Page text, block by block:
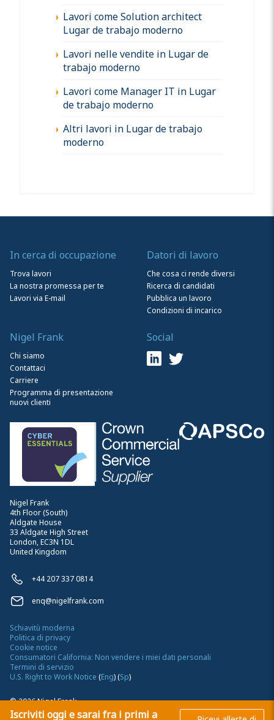
Iscriviti oggi e sarai fra i primi a
Lavori come Solution architect
Lugar de trabajo moderno
Lavori nelle vendite in Lugar de
trabajo moderno
Lavori come Manager IT in Lugar
de trabajo moderno
Altri lavori in Lugar de trabajo
moderno
Nigel Frank
4th Floor (South)
Aldgate House
33 Aldgate High Street
London, EC3N 1DL
United Kingdom
+44 207 337 0814
enq@nigelfrank.com
In cerca di occupazione
Trova lavori
La nostra promessa per te
Lavori via E-mail
Datori di lavoro
Che cosa ci rende diversi
Ricerca di candidati
Pubblica un lavoro
Condizioni di incarico
Nigel Frank
Chi siamo
Contattaci
Carriere
Programma di presentazione
nuovi clienti
Social
©2026Nigel Frank
Schiavitù moderna
Politica di privacy
Cookie notice
Consumatori California: Non vendere i miei dati personali
Termini di servizio
U.S. Right to Work Notice (Eng)(Sp)